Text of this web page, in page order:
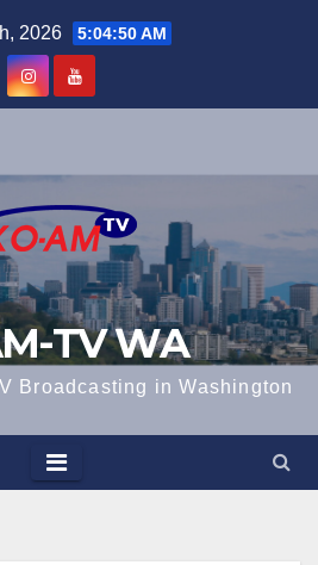
2026 5:04:51 AM
TV WA
Broadcasting in Washington